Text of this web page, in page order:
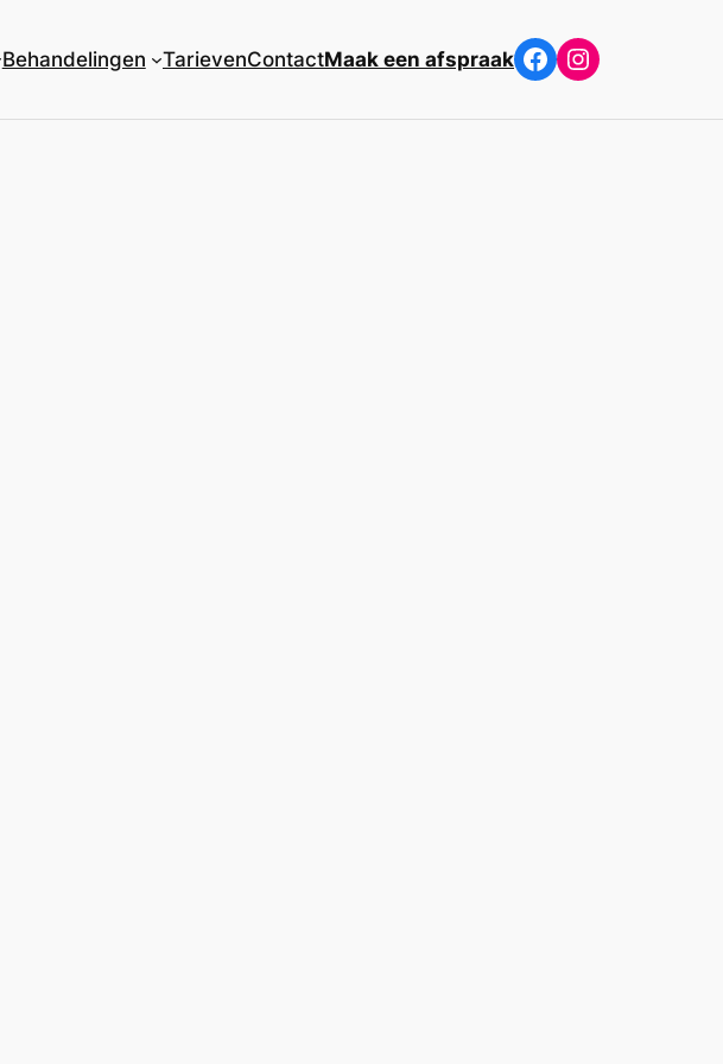
Behandelingen TarievenContactMaak een afspraak Facebook
Instagram